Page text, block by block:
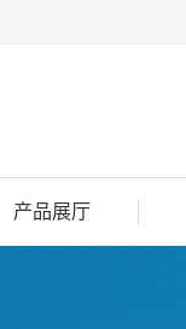
产品展厅